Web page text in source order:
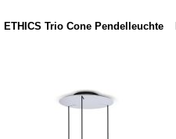
ETHICS Trio Cone Pendelleuchte